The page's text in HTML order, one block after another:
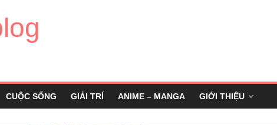
CUỘC SỐNG GIẢI TRÍ ANIME – MANGA GIỚI THIỆU